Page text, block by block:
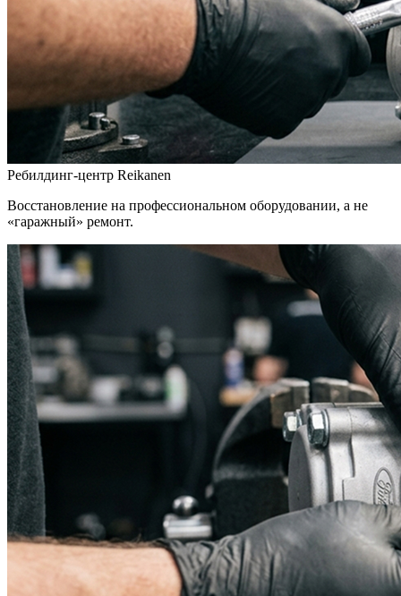
Ребилдинг-центр Reikanen
Восстановление на профессиональном оборудовании, а не
«гаражный» ремонт.